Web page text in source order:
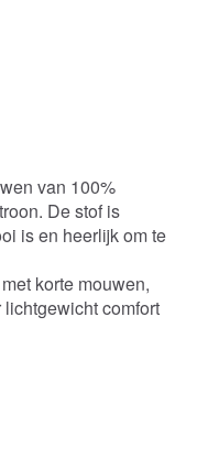
van 100%
De stof is
is en heerlijk om te
korte mouwen,
comfort